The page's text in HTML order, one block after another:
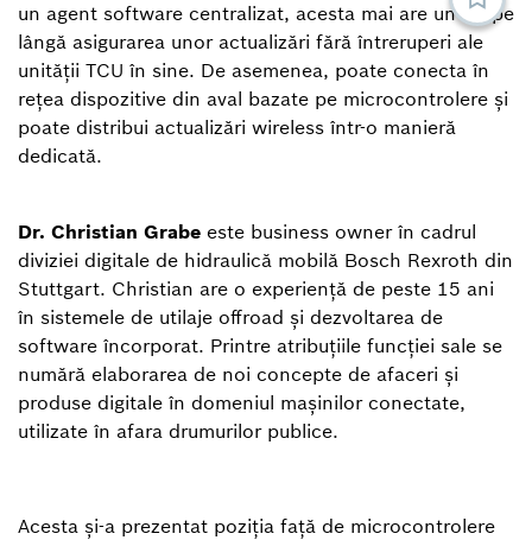
un agent software centralizat, acesta mai are un rol pe
lângă asigurarea unor actualizări fără întreruperi ale
unității TCU în sine. De asemenea, poate conecta în
rețea dispozitive din aval bazate pe microcontrolere și
poate distribui actualizări wireless într-o manieră
dedicată.
Dr. Christian Grabe este business owner în cadrul
diviziei digitale de hidraulică mobilă Bosch Rexroth din
Stuttgart. Christian are o experiență de peste 15 ani
în sistemele de utilaje offroad și dezvoltarea de
software încorporat. Printre atribuțiile funcției sale se
numără elaborarea de noi concepte de afaceri și
produse digitale în domeniul mașinilor conectate,
utilizate în afara drumurilor publice.
Acesta și-a prezentat poziția față de microcontrolere